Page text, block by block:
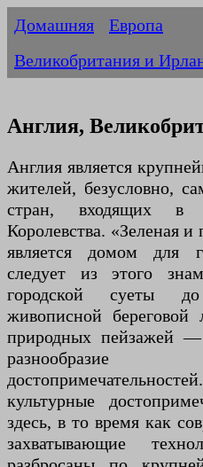
Домашняя
Европа
Великобритания и
Англия,
Англия является
жителей, безусловно,
стран, входящих в
Королевства. «Зеленая
является домом для
следует из этого
городской суеты
живописной
природных пейзажей
культурные
здесь, в то время как
захватывающие